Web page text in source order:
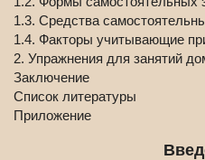
1.3. Средства
1.4. Факторы учитывающие
2. Упражнения для занятий
Заключение
Список литературы
Приложение